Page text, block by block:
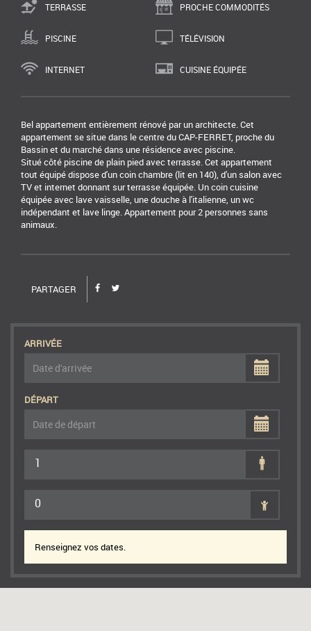
TERRASSE PROCHE COMMODITÉS
PISCINE TÉLÉVISION
INTERNET CUISINE ÉQUIPÉE
Bel appartement entièrement rénové par un architecte. Cet
appartement se situe dans le centre du CAP-FERRET, proche du
Bassin et du marché dans une résidence avec piscine.
Situé côté piscine de plain pied avec terrasse. Cet appartement
tout équipé dispose d'un coin chambre (lit en 140), d'un salon avec
TV et internet donnant sur terrasse équipée. Un coin cuisine
équipée avec lave vaisselle, une douche à l'italienne, un wc
indépendant et lave linge. Appartement pour 2 personnes sans
animaux.
PARTAGER
ARRIVÉE
DÉPART
1
0
Renseignez vos dates.